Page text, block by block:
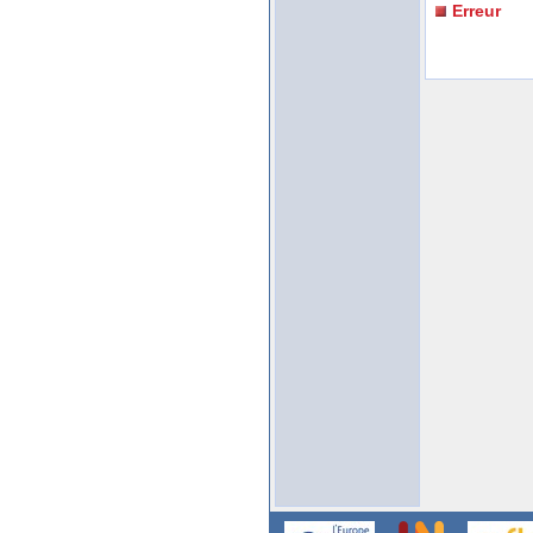
Erreur